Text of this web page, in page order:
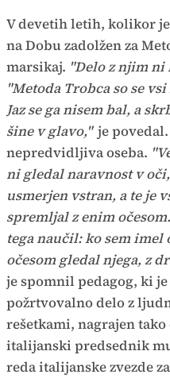
V devetih letih, kolikor
na Dobu zadolžen za
marsikaj. "Delo z njim ni
"Metoda Trobca so se
Jaz se ga nisem bal, a
šine v glavo," je
nepredvidljiva oseba.
ni gledal naravnost v
usmerjen vstran, a te je
spremljal z enim
tega naučil: ko sem imel
očesom gledal njega, z
je spomnil pedagog, ki
požrtvovalno delo z
rešetkami, nagrajen
italijanski predsednik
reda italijanske zvezde